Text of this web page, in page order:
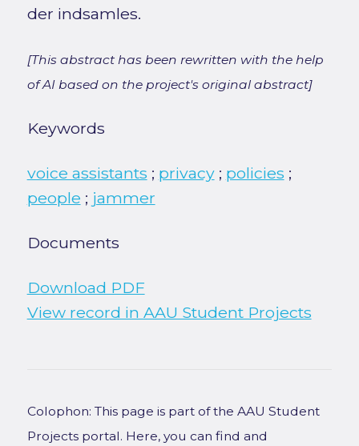
der indsamles.
[This abstract has been rewritten with the help
of AI based on the project's original abstract]
Keywords
voice assistants ; privacy; policies ;
people ; jammer
Documents
Download PDF
View record in AAU Student Projects
Colophon: This page is part of the AAU Student
Projects portal. Here, you can find and